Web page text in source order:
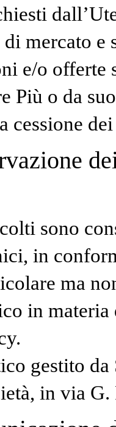
mercato e
e/o
Più o da
cessione
sono
in
ma
in
gestito da
in via